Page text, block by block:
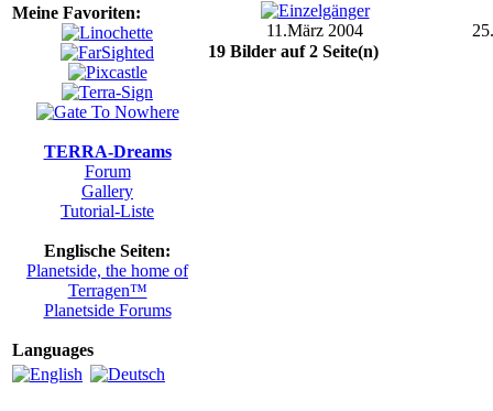
Meine Favoriten:
TERRA-Dreams
Forum
Gallery
Tutorial-Liste
Englische Seiten:
Planetside, the home of
Terragen™
Planetside Forums
Languages
11.März 2004
19 Bilder auf 2 Seite(n)